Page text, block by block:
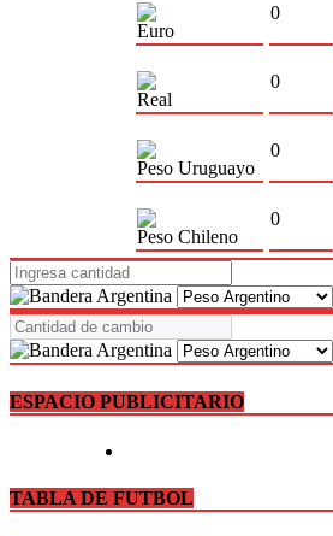
Euro
0
Real
0
Peso Uruguayo
0
Peso Chileno
0
ESPACIO PUBLICITARIO
TABLA DE FUTBOL